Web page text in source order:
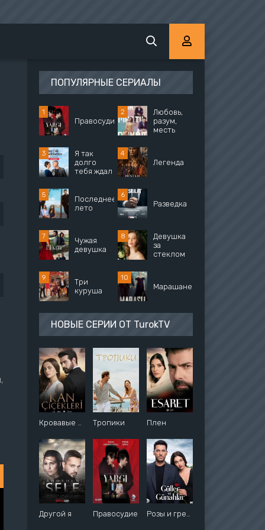
ПОПУЛЯРНЫЕ СЕРИАЛЫ
Правосудие
Любовь,
разум,
месть
Я так
долго
тебя ждал
Легенда
Последнее
лето
Разведка
Чужая
девушка
Девушка
за
стеклом
Три
куруша
Марашанец
НОВЫЕ СЕРИИ ОТ TurokTV
Кровавые цветы Тропики Плен
Другой я Правосудие Розы и грехи